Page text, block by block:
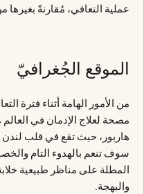
عملية التعافي، مُقارنةً
الموقع الجُغرافيّ
من الأمور الهامة أثناء فترة
مصحة لعلاج الإدمان في
هاربور، حيث تقع في قلب لندن
سوف تنعم بالهدوء التام
المطلة على مناظر طبيعية
والبهجة.